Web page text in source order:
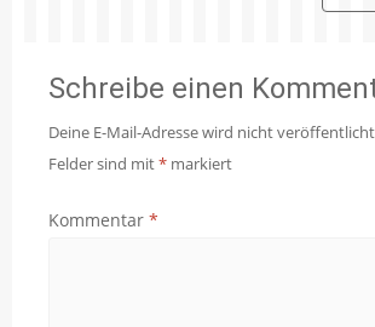
Schreibe einen
Deine E-Mail-Adresse wird nicht
Felder sind mit* markiert
Kommentar *